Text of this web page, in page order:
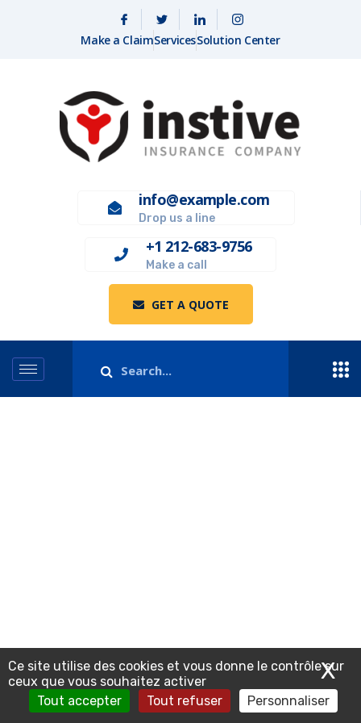
Panneau de gestion des cookies
Ce site utilise des cookies et vous donne le contrôle sur
ceux que vous souhaitez activer
Tout accepter
Tout refuser Personnaliser
X
Make a ClaimServicesSolution Center
info@example.com
Drop us a line
+1 212-683-9756
Make a call
GET A QUOTE